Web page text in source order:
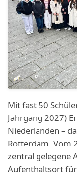
Mit fast 50
Jahrgang 2027)
Niederlanden –
Rotterdam. Vom
zentral gelegene
Aufenthaltsort